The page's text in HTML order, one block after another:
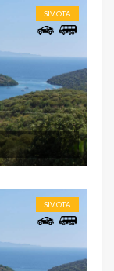
SIVOTA
SIVOTA